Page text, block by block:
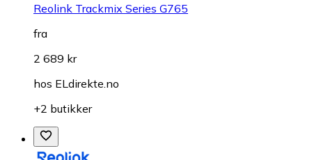
Reolink Trackmix Series G765
fra
2 689 kr
hos ELdirekte.no
+2 butikker